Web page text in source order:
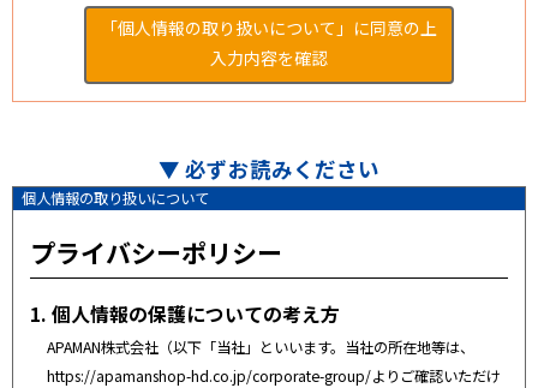
「個人情報の取り扱いについて」に同意の上
入力内容を確認
▼ 必ずお読みください
個人情報の取り扱いについて
プライバシーポリシー
1. 個人情報の保護についての考え方
APAMAN株式会社（以下「当社」といいます。当社の所在地等は、
https://apamanshop-hd.co.jp/corporate-group/よりご確認いただけ